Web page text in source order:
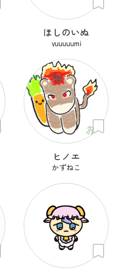
ほしのいぬ
yuuuuumi
ヒノエ
かずねこ